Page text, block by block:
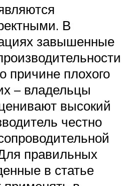
В
завышенные
причине плохого
– владельцы
высокий
честно
правильных
в статье